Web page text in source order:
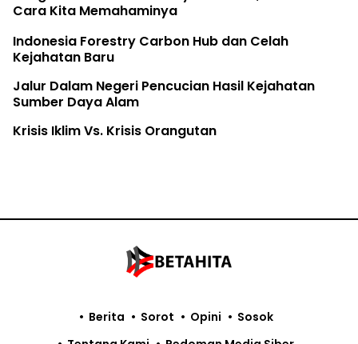
Cara Kita Memahaminya
Indonesia Forestry Carbon Hub dan Celah
Kejahatan Baru
Jalur Dalam Negeri Pencucian Hasil Kejahatan
Sumber Daya Alam
Krisis Iklim Vs. Krisis Orangutan
Berita Sorot Opini
Sosok